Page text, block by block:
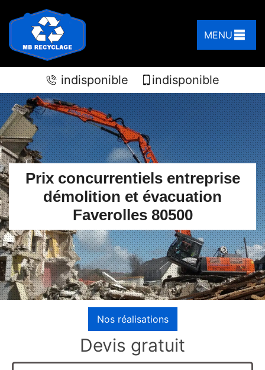
MENU
indisponible indisponible
Prix concurrentiels entreprise
démolition et évacuation
Faverolles 80500
Nos réalisations
Devis gratuit